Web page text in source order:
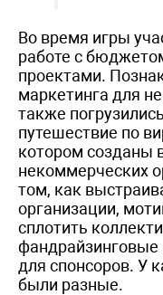
Во время игры
работе с
проектами.
маркетинга для
также
путешествие по
котором созданы
некоммерческих
том, как
организации,
сплотить
фандрайзинговые
для спонсоров. У
были разные.